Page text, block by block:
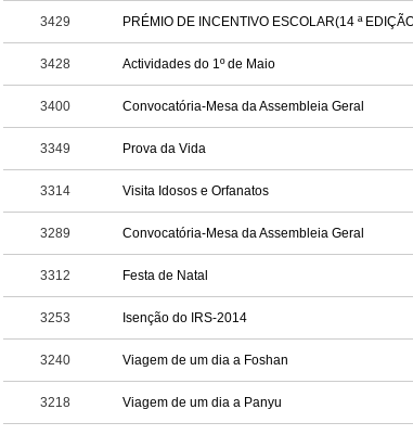
3429 PRÉMIO DE INCENTIVO ESCOLAR(14 ª
3428 Actividades do 1º de Maio
3400 Convocatória-Mesa da Assembleia Geral
3349 Prova da Vida
3314 Visita Idosos e Orfanatos‏
3289 Convocatória-Mesa da Assembleia Geral
3312 Festa de Natal
3253 Isenção do IRS-2014
3240 Viagem de um dia a Foshan
3218 Viagem de um dia a Panyu